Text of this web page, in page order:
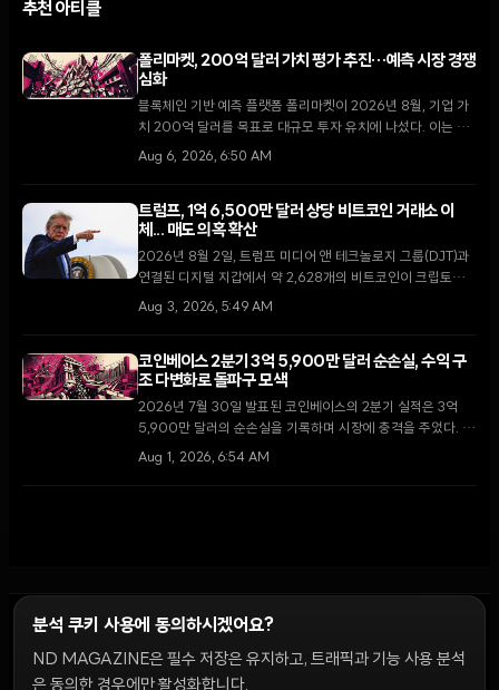
추천 아티클
폴리마켓, 200억 달러 가치 평가 추진…예측 시장 경쟁
심화
블록체인 기반 예측 플랫폼 폴리마켓이 2026년 8월, 기업 가
치 200억 달러를 목표로 대규모 투자 유치에 나섰다. 이는 지
난 4월 비공개로 진행된 150억 달러 규모의 펀딩 이후 불과 4
Aug 6, 2026, 6:50 AM
트럼프, 1억 6,500만 달러 상당 비트코인 거래소 이
체... 매도 의혹 확산
2026년 8월 2일, 트럼프 미디어 앤 테크놀로지 그룹(DJT)과
연결된 디지털 지갑에서 약 2,628개의 비트코인이 크립토닷컴
거래소로 이동했다. 막대한 운영 손실을 기록 중인 가운데 이번
Aug 3, 2026, 5:49 AM
코인베이스 2분기 3억 5,900만 달러 순손실, 수익 구
조 다변화로 돌파구 모색
2026년 7월 30일 발표된 코인베이스의 2분기 실적은 3억
5,900만 달러의 순손실을 기록하며 시장에 충격을 주었다. 그
러나 거래 수수료 의존도를 낮추고 구독 및 서비스 매출 비중을
Aug 1, 2026, 6:54 AM
윤리 원칙 Discord 봇캠페인 가이드커뮤니티 랭킹
분석 쿠키 사용에 동의하시겠어요?
ND MAGAZINE은 필수 저장은 유지하고, 트래픽과 기능 사용 분석
은 동의한 경우에만 활성화합니다.